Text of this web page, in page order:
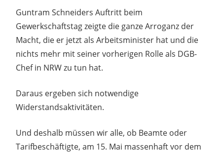
Guntram Schneiders Auftritt beim
Gewerkschaftstag zeigte die ganze Arroganz der
Macht, die er jetzt als Arbeitsminister hat und die
nichts mehr mit seiner vorherigen Rolle als DGB-
Chef in NRW zu tun hat.
Daraus ergeben sich notwendige
Widerstandsaktivitäten.
Und deshalb müssen wir alle, ob Beamte oder
Tarifbeschäftigte, am 15. Mai massenhaft vor dem